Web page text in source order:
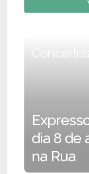
Concertos
dia 8 de
na Rua